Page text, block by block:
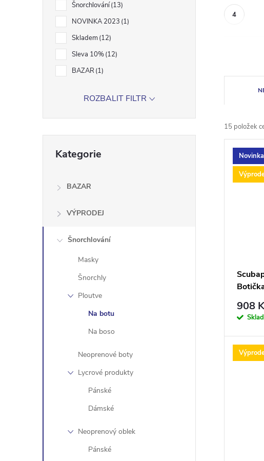
e
l
Šnorchlování 13
NOVINKA 2023 1
Skladem 12
Sleva 10% 12
BAZAR 1
ROZBALIT FILTR
kategorie
Kategorie
BAZAR
VÝPRODEJ
Šnorchlování
Masky
Šnorchly
Ploutve
Na botu
Na boso
Neoprenové boty
Lycrové produkty
Pánské
Dámské
Neoprenový oblek
Pánské
a
z
e
n
u
k
15 položek
V
ý
o
d
Novinka
fit
908